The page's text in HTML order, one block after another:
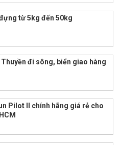
từ 5kg đến 50kg
đi sông, biển giao hàng
Pilot II chính hãng giá rẻ cho